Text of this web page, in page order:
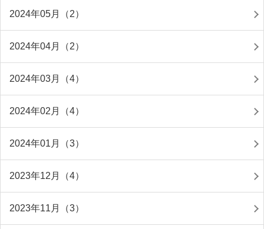
2024年05月（2）
2024年04月（2）
2024年03月（4）
2024年02月（4）
2024年01月（3）
2023年12月（4）
2023年11月（3）